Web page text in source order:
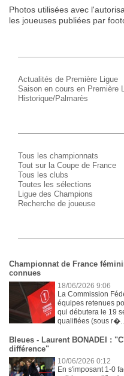
Photos utilisées avec
les joueuses publiées par
Actualités de Première Ligue
Saison en cours en Première
Historique/Palmarès
Tous les championnats
Tout sur la Coupe de France
Tous les clubs
Toutes les sélections
Ligue des Champions
Recherche de joueuse
Championnat de France
connues
18/06/2026 9:06
La Commission
équipes retenues
qui débutera le 19
qualifiées (sous r�...
Bleues - Laurent BONADEI :
différence"
10/06/2026 0:12
En s'imposant 1-0